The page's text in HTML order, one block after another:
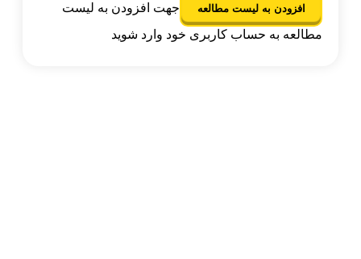
افزودن به لیست مطالعه
جهت افزودن به لیست
مطالعه به حساب کاربری خود وارد شوید